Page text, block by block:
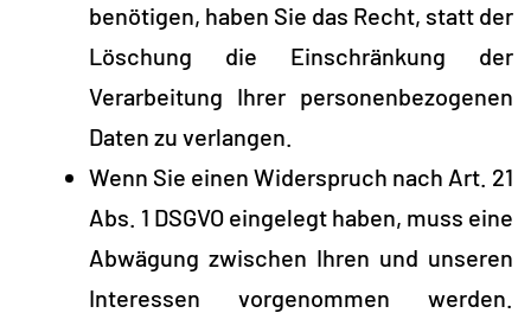
benötigen, haben Sie das Recht, statt der
Löschung die Einschränkung der
Verarbeitung Ihrer personenbezogenen
Daten zu verlangen.
Wenn Sie einen Widerspruch nach Art. 21
Abs. 1 DSGVO eingelegt haben, muss eine
Abwägung zwischen Ihren und unseren
Interessen vorgenommen werden.